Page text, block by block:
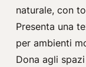
naturale, con
Presenta una
per ambienti
Dona agli